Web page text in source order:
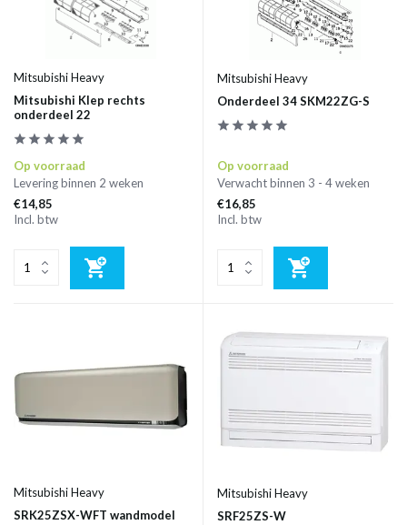
Mitsubishi Heavy
Mitsubishi Klep rechts
onderdeel 22
Op voorraad
Levering binnen 2 weken
€14,85
Incl. btw
Mitsubishi Heavy
Onderdeel 34 SKM22ZG-S
Op voorraad
Verwacht binnen 3 - 4 weken
€16,85
Incl. btw
Mitsubishi Heavy
SRK25ZSX-WFT wandmodel
Mitsubishi Heavy
SRF25ZS-W